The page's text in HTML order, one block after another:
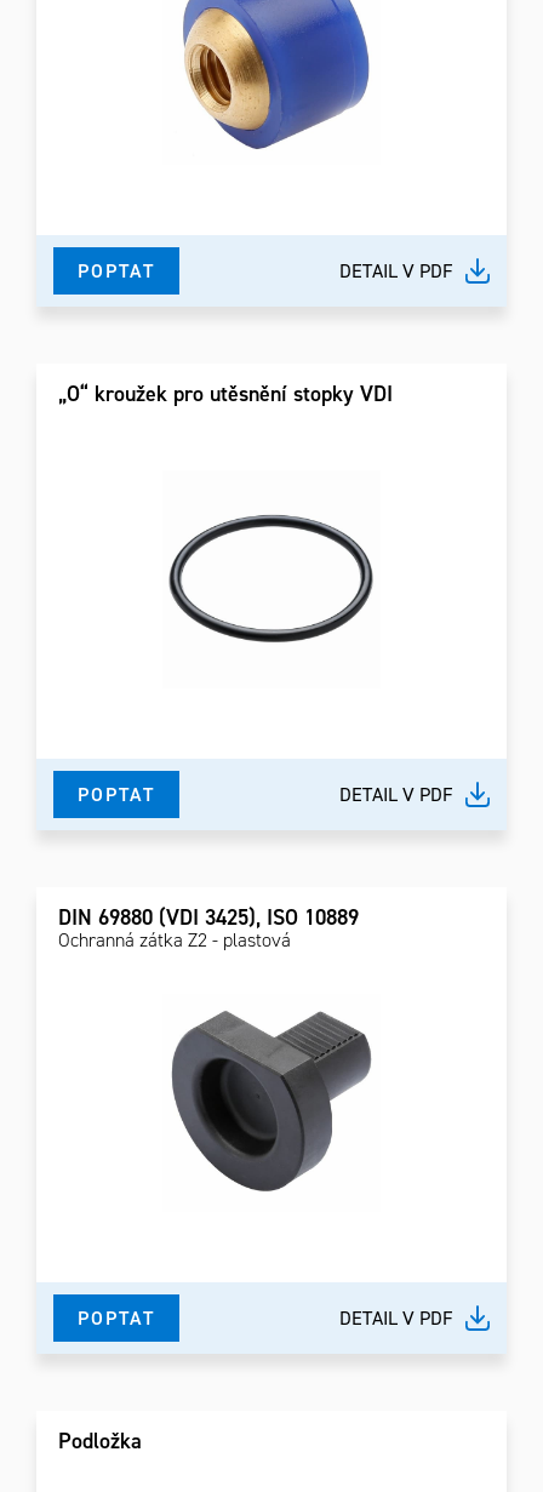
POPTAT DETAIL V PDF
„O“ kroužek pro utěsnění stopky VDI
POPTAT DETAIL V PDF
DIN 69880 (VDI 3425), ISO 10889
Ochranná zátka Z2 - plastová
POPTAT DETAIL V PDF
Podložka